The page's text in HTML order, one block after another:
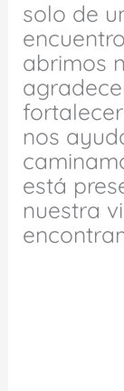
solo de
abrimos
nos
está
nuestra